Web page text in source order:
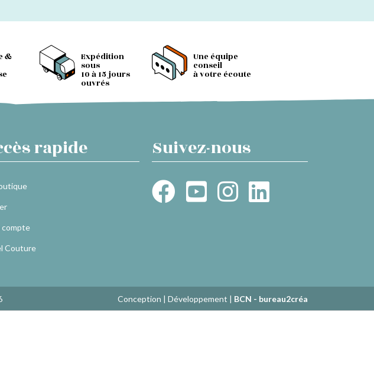
& Expédition
sous
10 à 15 jours
ouvrés
Une équipe
conseil
à votre écoute
rapide
compte
Couture
Suivez-nous
Conception | Développement | BCN - bureau2créa